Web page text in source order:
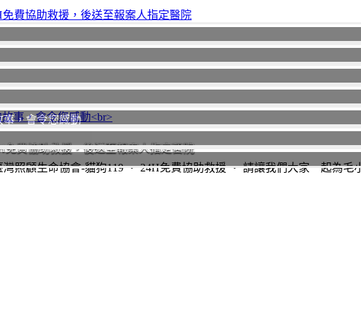
免費協助救援，後送至報案人指定醫院
，會令您感動
灣照顧生命協會-貓狗119 ‧ 24H免費協助救援 ‧ 請讓我們大家一起為毛